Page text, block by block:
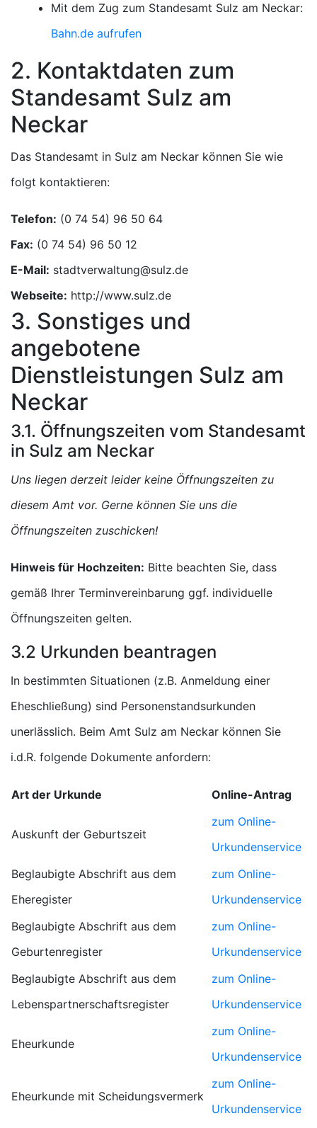
Mit dem Zug zum Standesamt Sulz am Neckar:
Bahn.de aufrufen
2. Kontaktdaten zum
Standesamt Sulz am
Neckar
Das Standesamt in Sulz am Neckar können Sie wie
folgt kontaktieren:
Telefon:
Fax:
E-Mail:
Webseite: http://www.sulz.de
3. Sonstiges und
angebotene
Dienstleistungen Sulz am
Neckar
3.1. Öffnungszeiten vom Standesamt
in Sulz am Neckar
Uns liegen derzeit leider keine Öffnungszeiten zu
diesem Amt vor. Gerne können Sie uns die
Öffnungszeiten zuschicken!
Hinweis für Hochzeiten: Bitte beachten Sie, dass
gemäß Ihrer Terminvereinbarung ggf. individuelle
Öffnungszeiten gelten.
3.2 Urkunden beantragen
In bestimmten Situationen (z.B. Anmeldung einer
Eheschließung) sind Personenstandsurkunden
unerlässlich. Beim Amt Sulz am Neckar können Sie
i.d.R. folgende Dokumente anfordern:
Art der Urkunde Online-Antrag
Auskunft der Geburtszeit
zum Online-
Urkundenservice
Beglaubigte Abschrift aus dem
Eheregister
zum Online-
Urkundenservice
Beglaubigte Abschrift aus dem
Geburtenregister
zum Online-
Urkundenservice
Beglaubigte Abschrift aus dem
Lebenspartnerschaftsregister
zum Online-
Urkundenservice
Eheurkunde
zum Online-
Urkundenservice
Eheurkunde mit Scheidungsvermerk
zum Online-
Urkundenservice